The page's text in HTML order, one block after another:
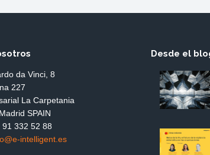
da Vinci, 8
227
La Carpetania
SPAIN
91 332 52 88
intelligent.es
Desde el